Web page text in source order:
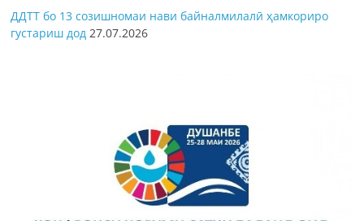
ДДТТ бо 13 созишномаи нави байналмилалӣ ҳамкориро
густариш дод 27.07.2026